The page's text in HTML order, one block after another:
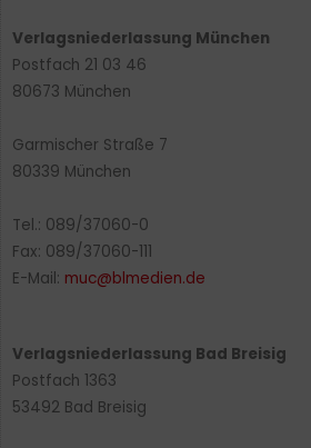
Verlagsniederlassung München
Postfach 21 03 46
80673 München
Garmischer Straße 7
80339 München
Tel.: 089/37060-0
Fax: 089/37060-111
E-Mail: muc@blmedien.de
Verlagsniederlassung Bad Breisig
Postfach 1363
53492 Bad Breisig